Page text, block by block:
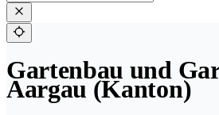
Gartenbau und
Aargau (Kanton)